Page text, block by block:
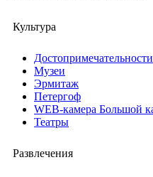
Культура
Достопримечательности
Музеи
Эрмитаж
Петергоф
WEB-камера Большой
Театры
Развлечения